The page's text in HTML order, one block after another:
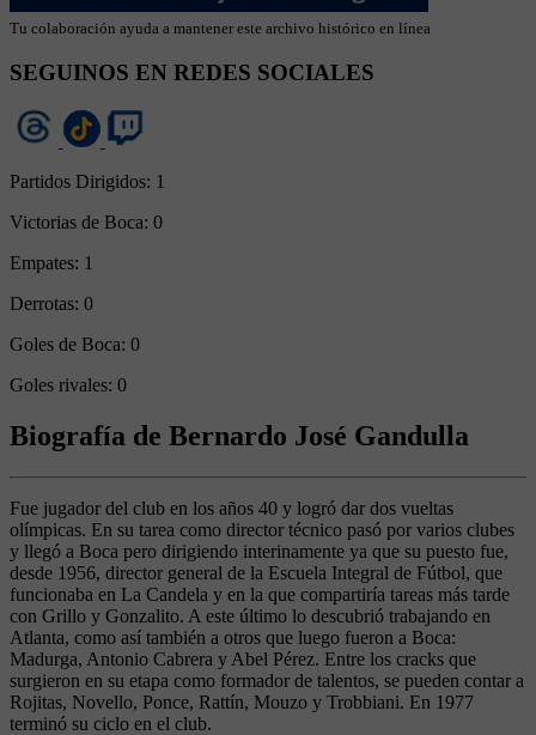
Tu colaboración ayuda a mantener este archivo histórico en línea
SEGUINOS EN REDES SOCIALES
Partidos Dirigidos: 1
Victorias de Boca: 0
Empates: 1
Derrotas: 0
Goles de Boca: 0
Goles rivales: 0
Biografía de Bernardo José Gandulla
Fue jugador del club en los años 40 y logró dar dos vueltas
olímpicas. En su tarea como director técnico pasó por varios clubes
y llegó a Boca pero dirigiendo interinamente ya que su puesto fue,
desde 1956, director general de la Escuela Integral de Fútbol, que
funcionaba en La Candela y en la que compartiría tareas más tarde
con Grillo y Gonzalito. A este último lo descubrió trabajando en
Atlanta, como así también a otros que luego fueron a Boca:
Madurga, Antonio Cabrera y Abel Pérez. Entre los cracks que
surgieron en su etapa como formador de talentos, se pueden contar a
Rojitas, Novello, Ponce, Rattín, Mouzo y Trobbiani. En 1977
terminó su ciclo en el club.